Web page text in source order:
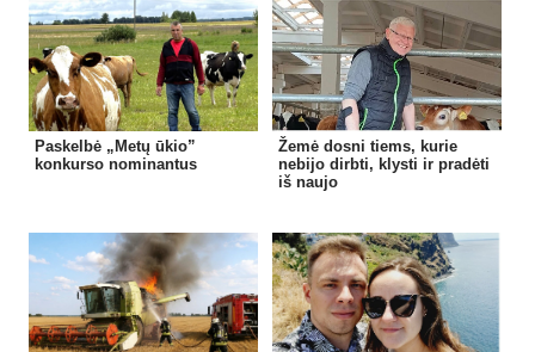
Paskelbė „Metų ūkio”
konkurso nominantus
Žemė dosni tiems, kurie
nebijo dirbti, klysti ir pradėti
iš naujo